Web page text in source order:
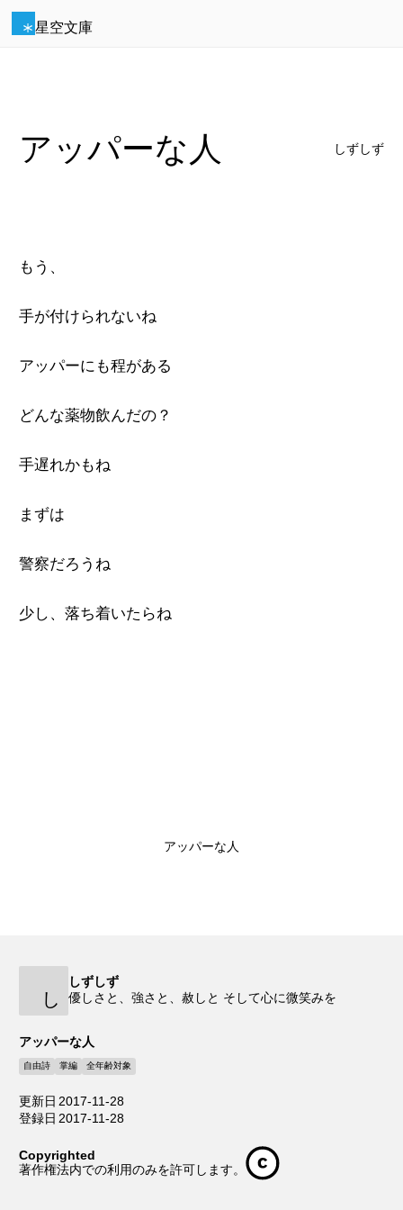
星空文庫
アッパーな人 しずしず
もう、
手が付けられないね
アッパーにも程がある
どんな薬物飲んだの？
手遅れかもね
まずは
警察だろうね
少し、落ち着いたらね
アッパーな人
し
しずしず
優しさと、強さと、赦しと そして心に微笑みを
アッパーな人
自由詩 掌編 全年齢対象
更新日 2017-11-28
登録日 2017-11-28
Copyrighted
著作権法内での利用のみを許可します。